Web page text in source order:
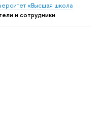
«Высшая школа
и сотрудники